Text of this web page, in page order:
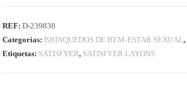
REF: D-239838
Categorias: BRINQUEDOS DE BEM-ESTAR SEXUAL,
Etiquetas: SATISFYER, SATISFYER LAYONS